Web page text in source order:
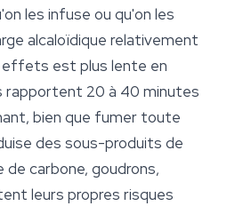
les infuse ou qu'on les
alcaloïdique relativement
effets est plus lente en
rapportent 20 à 40 minutes
bien que fumer toute
des sous-produits de
carbone, goudrons,
leurs propres risques